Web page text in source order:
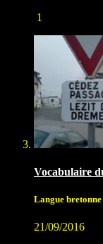
1
Vocabulaire
Langue bretonne
21/09/2016